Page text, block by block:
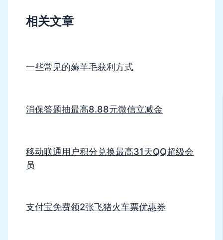
相关文章
一些常见的薅羊毛获利方式
消保答题抽最高8.88元微信立减金
移动联通用户积分兑换最高31天QQ超级会
员
支付宝免费领2张飞猪火车票优惠券